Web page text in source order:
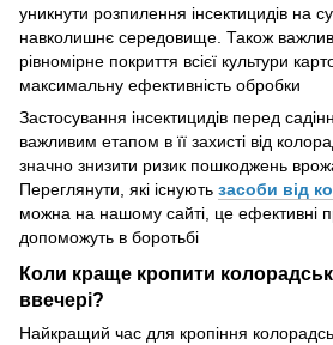
уникнути розпилення інсектицидів на
навколишнє середовище. Також
рівномірне покриття всієї культури
максимальну ефективність обробки
Застосування інсектицидів перед
важливим етапом в її захисті від
значно знизити ризик пошкоджень
Переглянути, які існують засоби від
можна на нашому сайті, це ефективні
допоможуть в боротьбі
Коли краще кропити
ввечері?
Найкращий час для кропіння